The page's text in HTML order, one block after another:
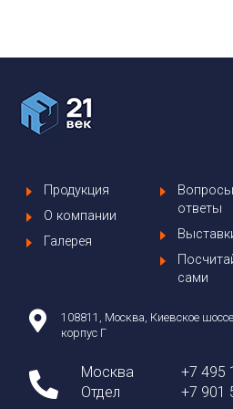
Продукция
О компании
Галерея
ответы
сами
108811, Москва, Киевское
корпус Г
Москва
Отдел
+7 495
+7 901